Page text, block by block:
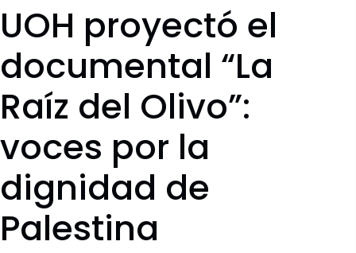
UOH proyectó el
documental “La
Raíz del Olivo”:
voces por la
dignidad de
Palestina